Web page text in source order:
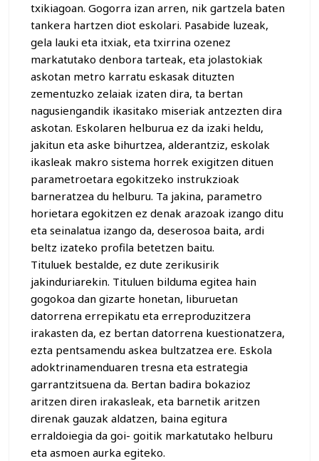
txikiagoan. Gogorra izan arren, nik gartzela baten
tankera hartzen diot eskolari. Pasabide luzeak,
gela lauki eta itxiak, eta txirrina ozenez
markatutako denbora tarteak, eta jolastokiak
askotan metro karratu eskasak dituzten
zementuzko zelaiak izaten dira, ta bertan
nagusiengandik ikasitako miseriak antzezten dira
askotan. Eskolaren helburua ez da izaki heldu,
jakitun eta aske bihurtzea, alderantziz, eskolak
ikasleak makro sistema horrek exigitzen dituen
parametroetara egokitzeko instrukzioak
barneratzea du helburu. Ta jakina, parametro
horietara egokitzen ez denak arazoak izango ditu
eta seinalatua izango da, deserosoa baita, ardi
beltz izateko profila betetzen baitu.
Tituluek bestalde, ez dute zerikusirik
jakinduriarekin. Tituluen bilduma egitea hain
gogokoa dan gizarte honetan, liburuetan
datorrena errepikatu eta erreproduzitzera
irakasten da, ez bertan datorrena kuestionatzera,
ezta pentsamendu askea bultzatzea ere. Eskola
adoktrinamenduaren tresna eta estrategia
garrantzitsuena da. Bertan badira bokazioz
aritzen diren irakasleak, eta barnetik aritzen
direnak gauzak aldatzen, baina egitura
erraldoiegia da goi- goitik markatutako helburu
eta asmoen aurka egiteko.